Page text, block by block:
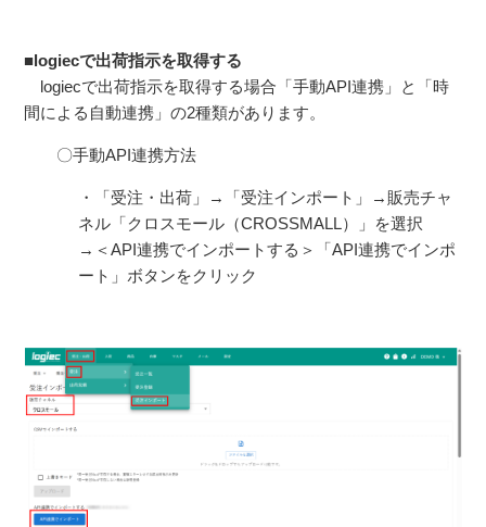
■logiecで出荷指示を取得する
logiecで出荷指示を取得する場合「手動API連携」と「時
間による自動連携」の2種類があります。
〇手動API連携方法
・「受注・出荷」→「受注インポート」→販売チャ
ネル「クロスモール（CROSSMALL）」を選択
→＜API連携でインポートする＞「API連携でインポ
ート」ボタンをクリック